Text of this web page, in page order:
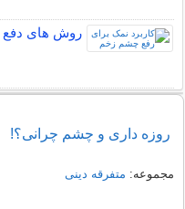
روش های دفع
روزه داری و چشم چرانی؟!
مجموعه: متفرقه دینی